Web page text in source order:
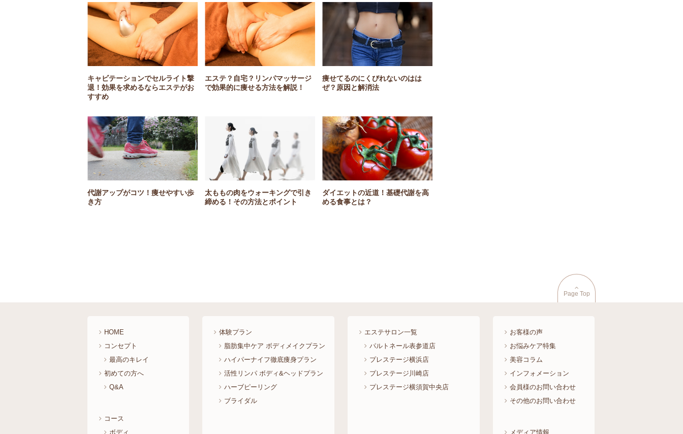
キャビテーションでセルライト撃
退！効果を求めるならエステがお
すすめ
エステ？自宅？リンパマッサージ
で効果的に痩せる方法を解説！
痩せてるのにくびれないのはは
ぜ？原因と解消法
代謝アップがコツ！痩せやすい歩
き方
太ももの肉をウォーキングで引き
締める！その方法とポイント
ダイエットの近道！基礎代謝を高
める食事とは？
Page Top
HOME
コンセプト
最高のキレイ
初めての方へ
Q&A
コース
ボディ
体験プラン
脂肪集中ケア ボディメイクプラン
ハイパーナイフ徹底痩身プラン
活性リンパ ボディ&ヘッドプラン
ハーブピーリング
ブライダル
エステサロン一覧
パルトネール表参道店
プレステージ横浜店
プレステージ川崎店
プレステージ横須賀中央店
お客様の声
お悩みケア特集
美容コラム
インフォメーション
会員様のお問い合わせ
その他のお問い合わせ
メディア情報